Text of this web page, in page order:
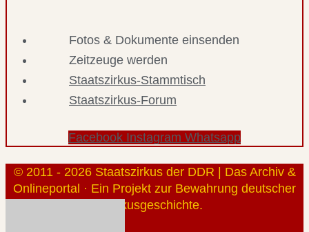
Fotos & Dokumente einsenden
Zeitzeuge werden
Staatszirkus-Stammtisch
Staatszirkus-Forum
Facebook Instagram Whatsapp
© 2011 - 2026 Staatszirkus der DDR | Das Archiv &
Onlineportal · Ein Projekt zur Bewahrung deutscher
Zirkusgeschichte.